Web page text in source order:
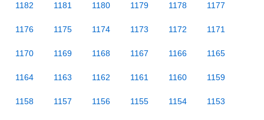
1182 1181 1180 1179 1178 1177
1176 1175 1174 1173 1172 1171
1170 1169 1168 1167 1166 1165
1164 1163 1162 1161 1160 1159
1158 1157 1156 1155 1154 1153